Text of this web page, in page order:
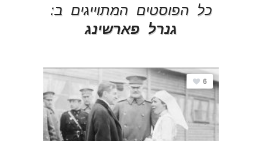
כל הפוסטים המתוייגים ב:
גנרל פארשינג
6